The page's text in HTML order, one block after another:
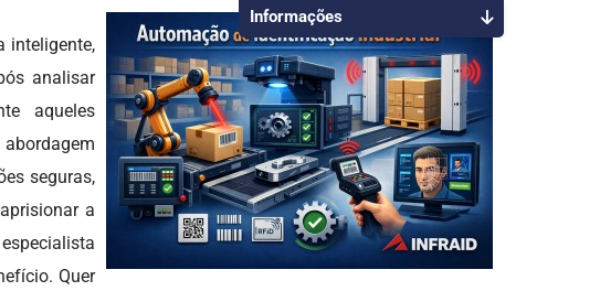
inteligente,
analisar
aqueles
seguras,
a
Quer
Informações